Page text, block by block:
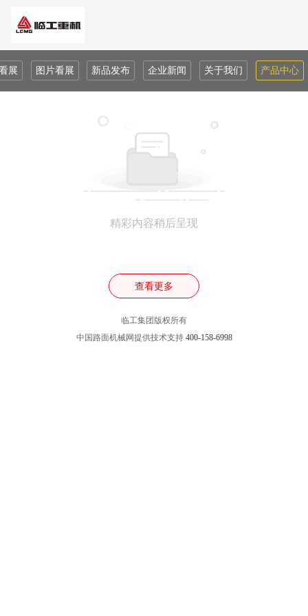
展 图片看展 新品发布 企业新闻 关于我们 产品中心
精彩内容稍后呈现
查看更多
临工集团版权所有
中国路面机械网提供技术支持 400-158-6998